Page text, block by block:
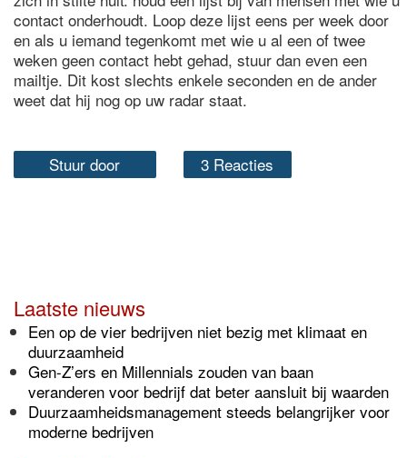
contact onderhoudt. Loop deze lijst eens per week door
en als u iemand tegenkomt met wie u al een of twee
weken geen contact hebt gehad, stuur dan even een
mailtje. Dit kost slechts enkele seconden en de ander
weet dat hij nog op uw radar staat.
Stuur door 3 Reacties
Laatste nieuws
Een op de vier bedrijven niet bezig met klimaat en
duurzaamheid
Gen-Z’ers en Millennials zouden van baan
veranderen voor bedrijf dat beter aansluit bij waarden
Duurzaamheidsmanagement steeds belangrijker voor
moderne bedrijven